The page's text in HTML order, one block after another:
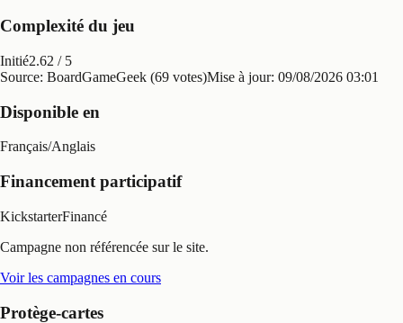
Complexité du jeu
Initié2.62 / 5
Source: BoardGameGeek (69 votes)Mise à jour: 09/08/2026 03:01
Disponible en
Français/Anglais
Financement participatif
KickstarterFinancé
Campagne non référencée sur le site.
Voir les campagnes en cours
Protège-cartes